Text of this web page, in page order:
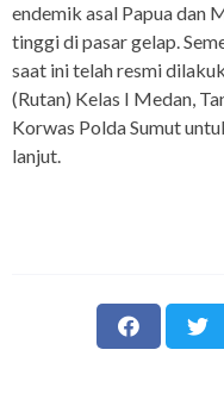
endemik asal Papua dan
tinggi di pasar gelap.
saat ini telah resmi
(Rutan) Kelas I Medan,
Korwas Polda Sumut
lanjut.